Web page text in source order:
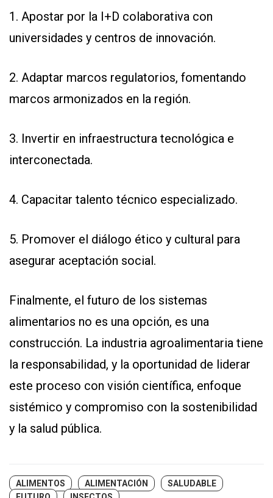
1. Apostar por la I+D colaborativa con
universidades y centros de innovación.
2. Adaptar marcos regulatorios, fomentando
marcos armonizados en la región.
3. Invertir en infraestructura tecnológica e
interconectada.
4. Capacitar talento técnico especializado.
5. Promover el diálogo ético y cultural para
asegurar aceptación social.
Finalmente, el futuro de los sistemas
alimentarios no es una opción, es una
construcción. La industria agroalimentaria tiene
la responsabilidad, y la oportunidad de liderar
este proceso con visión científica, enfoque
sistémico y compromiso con la sostenibilidad
y la salud pública.
ALIMENTOS ALIMENTACIÓN
SALUDABLE